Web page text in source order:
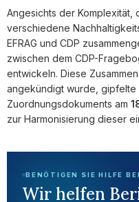
Angesichts der
verschiedene
EFRAG und CDP
zwischen dem CDP-
entwickeln. Diese
angekündigt wurde,
Zuordnungsdokuments am
zur Harmonisierung dieser
BENÖTIGEN SIE HILFE
Wir helfen